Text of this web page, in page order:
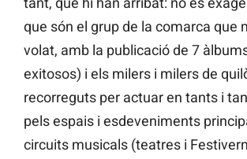
que són el grup de la comarca que
volat, amb la publicació de 7
exitosos) i els milers i milers de
recorreguts per actuar en tants i
pels espais i esdeveniments
circuits musicals (teatres i